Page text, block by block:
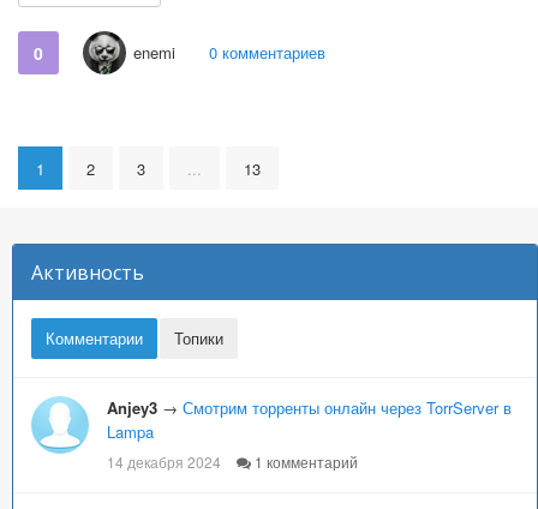
0 enemi 0 комментариев
1 2 3 ... 13
Активность
Комментарии Топики
Anjey3 → Смотрим торренты онлайн через TorrServer в
Lampa
14 декабря 2024 1 комментарий